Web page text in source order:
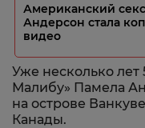
Американский
Андерсон стала
видео
Уже несколько лет
Малибу» Памела
на острове
Канады.